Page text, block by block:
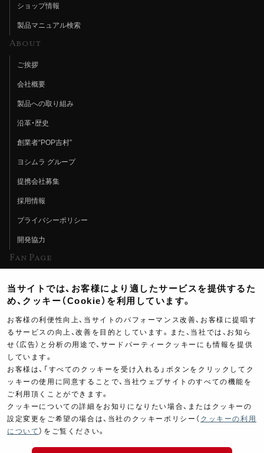
ショップ情報
製品マニュアル検索
About
ご挨拶
会社概要
製品への取り組み
沿革・歴史
創業者“POP吉村”
ヨシムラ グループ
提携会社募集
採用情報
プライバシーポリシー
開発協力
Fan Page
ヨシムラTV
イベント情報
イベントスケジュール
ツーリングブレイクタイム
製品ポスター
当サイトでは、お客様により適したサービスを提供するた
め、クッキー（Cookie）を利用しています。
お客様の利便性向上、当サイトのパフォーマンス改善、お客様に提唱す
るサービスの向上、改善を目的としています。また、当社では、お知ら
せ（広告）と分析の用途で、サードパーティークッキーにも情報を提供
しています。
お客様は、「すべてのクッキーを受け入れる」ボタンをクリックしてク
ッキーの使用に同意することで、当社ウェブサイトのすべての機能を
ご利用頂くことができます。
クッキーについての詳細をお知りになりたい場合、またはクッキーの
設定変更をご希望の場合は、当社のクッキーポリシー（ クッキーの利用
について ）をご覧ください。